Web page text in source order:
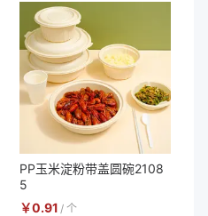
PP玉米淀粉带盖圆碗2108
5
￥0.91 / 个